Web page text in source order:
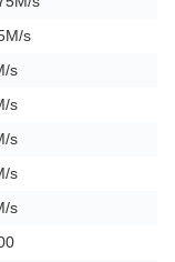
s
s
s
s
s
s